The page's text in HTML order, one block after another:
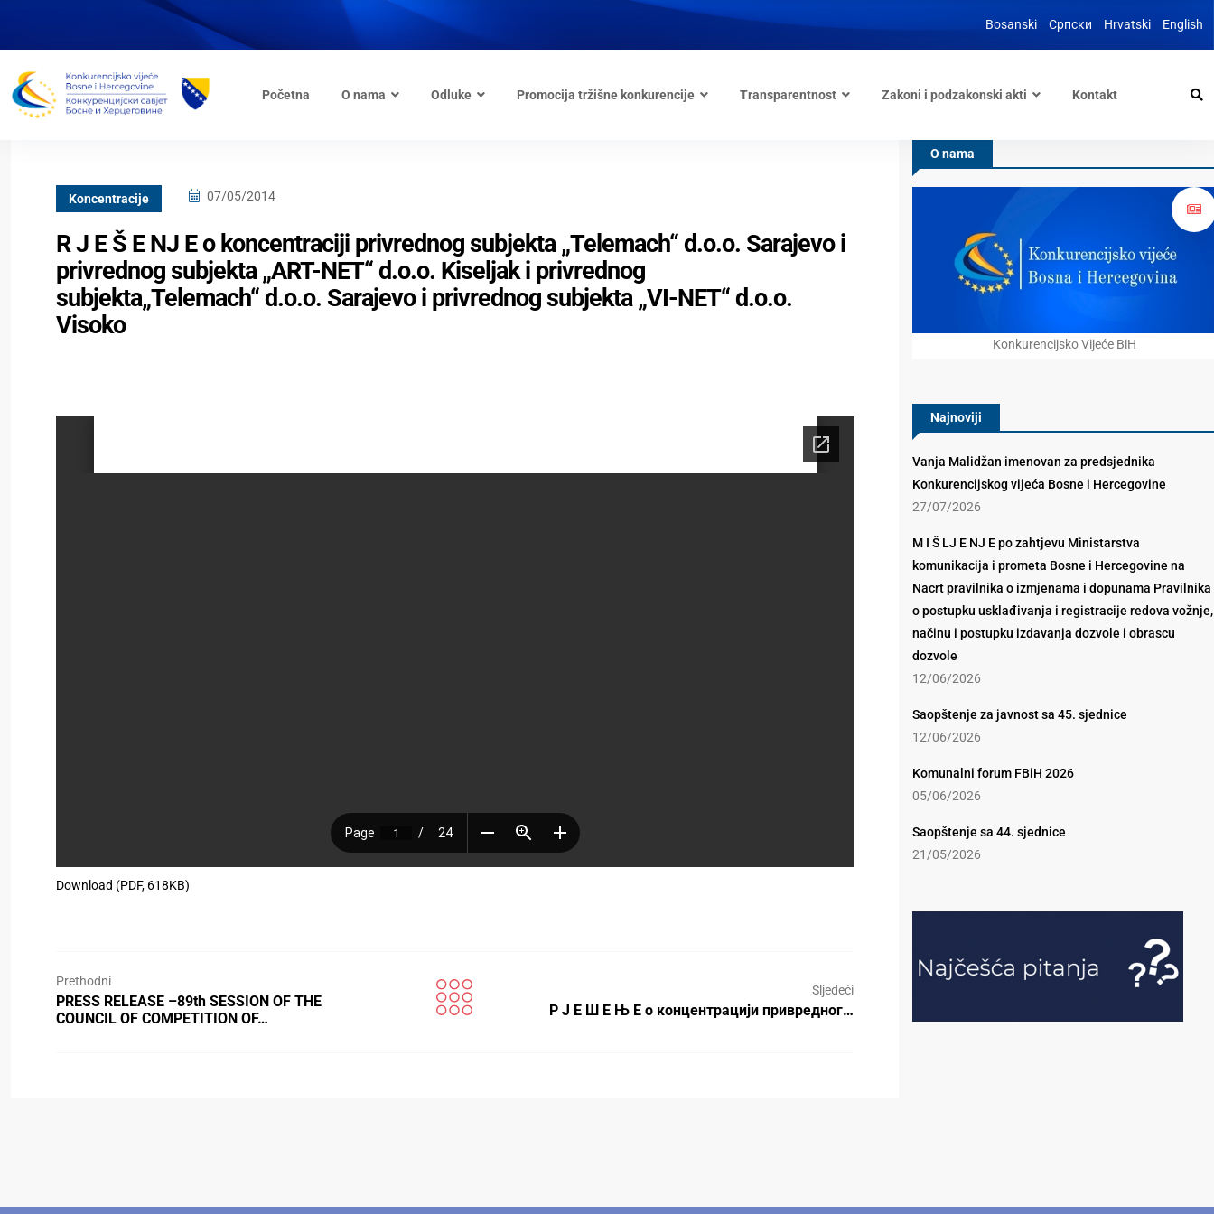
Bosanski Српски Hrvatski English
Početna O nama Odluke Promocija tržišne konkurencije Transparentnost Zakoni i podzakonski akti Kontakt
Koncentracije 07/05/2014
R J E Š E NJ E o koncentraciji privrednog subjekta „Telemach“ d.o.o. Sarajevo i
privrednog subjekta „ART-NET“ d.o.o. Kiseljak i privrednog
subjekta„Telemach“ d.o.o. Sarajevo i privrednog subjekta „VI-NET“ d.o.o.
Visoko
Download (PDF, 618KB)
Prethodni
PRESS RELEASE –89th SESSION OF THE
COUNCIL OF COMPETITION OF…
Sljedeći
Р Ј Е Ш Е Њ Е о концентрацији привредног…
O nama
Konkurencijsko Vijeće BiH
Najnoviji
Vanja Malidžan imenovan za predsjednika
Konkurencijskog vijeća Bosne i Hercegovine
27/07/2026
M I Š LJ E NJ E po zahtjevu Ministarstva
komunikacija i prometa Bosne i Hercegovine na
Nacrt pravilnika o izmjenama i dopunama Pravilnika
o postupku usklađivanja i registracije redova vožnje,
načinu i postupku izdavanja dozvole i obrascu
dozvole
12/06/2026
Saopštenje za javnost sa 45. sjednice
12/06/2026
Komunalni forum FBiH 2026
05/06/2026
Saopštenje sa 44. sjednice
21/05/2026